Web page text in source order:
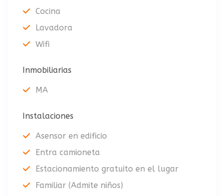
Cocina
Lavadora
Wifi
Inmobiliarias
MA
Instalaciones
Asensor en edificio
Entra camioneta
Estacionamiento gratuito en el lugar
Familiar (Admite niños)